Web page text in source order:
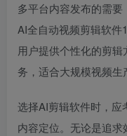
多平台内容发布的需
AI全自动视频剪辑软件
用户提供个性化的剪
务，适合大规模视频生
选择AI剪辑软件时，应
内容定位。无论是追